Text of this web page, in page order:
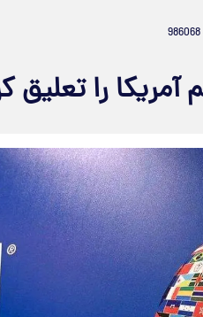
را تعلیق